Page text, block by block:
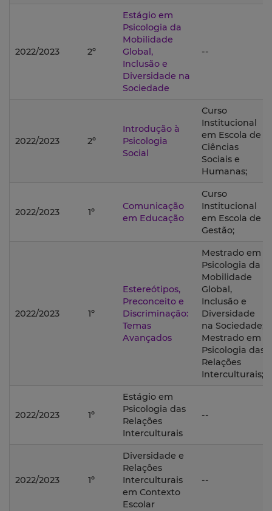
2022/2023 2º
Estágio em
Psicologia da
Mobilidade
Global,
Inclusão e
Diversidade na
Sociedade
--
2022/2023 2º
Introdução à
Psicologia
Social
Curso
Institucional
em Escola de
Ciências
Sociais e
Humanas;
2022/2023 1º
Comunicação
em Educação
Curso
Institucional
em Escola de
Gestão;
2022/2023 1º
Estereótipos,
Preconceito e
Discriminação:
Temas
Avançados
Mestrado em
Psicologia da
Mobilidade
Global,
Inclusão e
Diversidade
na Sociedade;
Mestrado em
Psicologia das
Relações
Interculturais;
2022/2023 1º
Estágio em
Psicologia das
Relações
Interculturais
--
2022/2023 1º
Diversidade e
Relações
Interculturais
em Contexto
Escolar
--